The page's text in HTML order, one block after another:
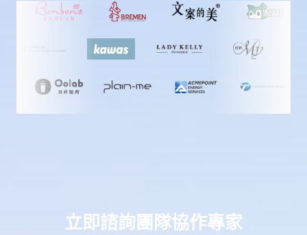
立即諮詢團隊協作專家